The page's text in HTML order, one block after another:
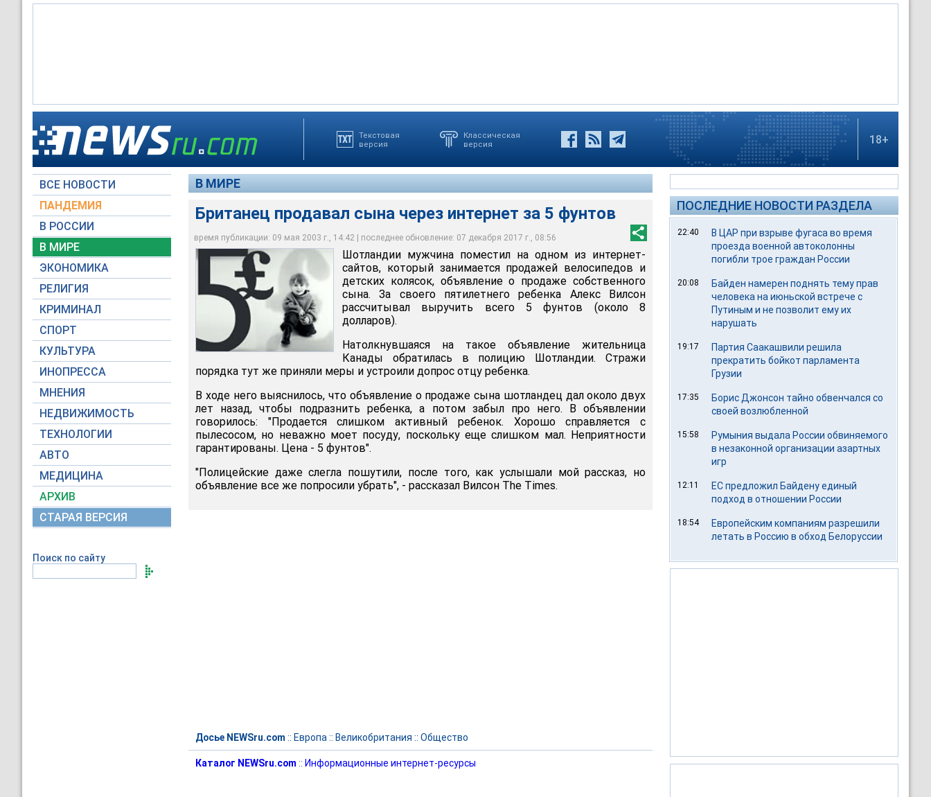
Текстовая
версия
Классическая
версия
18+
ВСЕ НОВОСТИ
ПАНДЕМИЯ
В РОССИИ
В МИРЕ
ЭКОНОМИКА
РЕЛИГИЯ
КРИМИНАЛ
СПОРТ
КУЛЬТУРА
ИНОПРЕССА
МНЕНИЯ
НЕДВИЖИМОСТЬ
ТЕХНОЛОГИИ
АВТО
МЕДИЦИНА
АРХИВ
СТАРАЯ ВЕРСИЯ
Поиск по сайту
В МИРЕ
Британец продавал сына через интернет за 5 фунтов
время публикации: 09 мая 2003 г., 14:42 | последнее обновление: 07 декабря 2017 г., 08:56
Британец продавал сына через интернет за 5 фунтов
Архив NEWSru.com
Шотландии мужчина поместил на одном из интернет-
сайтов, который занимается продажей велосипедов и
детских колясок, объявление о продаже собственного
сына. За своего пятилетнего ребенка Алекс Вилсон
рассчитывал выручить всего 5 фунтов (около 8
долларов).
Натолкнувшаяся на такое объявление жительница
Канады обратилась в полицию Шотландии. Стражи
порядка тут же приняли меры и устроили допрос отцу ребенка.
В ходе него выяснилось, что объявление о продаже сына шотландец дал около двух
лет назад, чтобы подразнить ребенка, а потом забыл про него. В объявлении
говорилось: "Продается слишком активный ребенок. Хорошо справляется с
пылесосом, но неважно моет посуду, поскольку еще слишком мал. Неприятности
гарантированы. Цена - 5 фунтов".
"Полицейские даже слегла пошутили, после того, как услышали мой рассказ, но
объявление все же попросили убрать", - рассказал Вилсон The Times.
Досье NEWSru.com :: Европа :: Великобритания :: Общество
Каталог NEWSru.com :: Информационные интернет-ресурсы
ПОСЛЕДНИЕ НОВОСТИ РАЗДЕЛА
22:40
В ЦАР при взрыве фугаса во время
проезда военной автоколонны
погибли трое граждан России
20:08
Байден намерен поднять тему прав
человека на июньской встрече с
Путиным и не позволит ему их
нарушать
19:17
Партия Саакашвили решила
прекратить бойкот парламента
Грузии
17:35
Борис Джонсон тайно обвенчался со
своей возлюбленной
15:58
Румыния выдала России обвиняемого
в незаконной организации азартных
игр
12:11
ЕС предложил Байдену единый
подход в отношении России
18:54
Европейским компаниям разрешили
летать в Россию в обход Белоруссии